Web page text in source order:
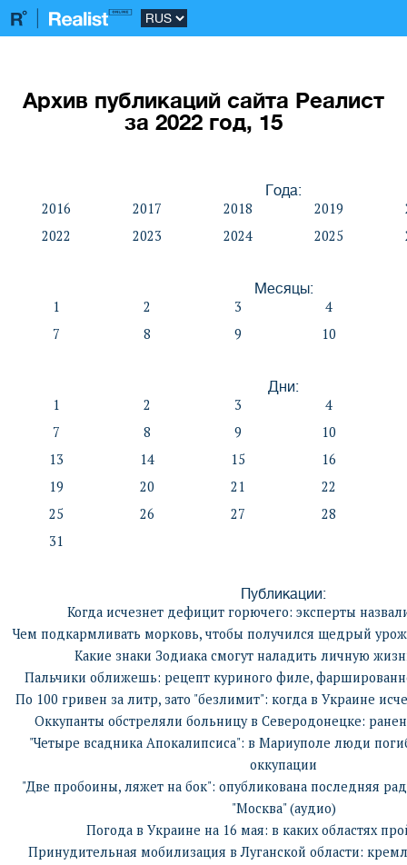
Архив публикаций сайта Реалист
за 2022 год, 15
Года:
2016 2017 2018 2019
2022
2023 2024 2025
Месяцы:
1 2 3
4
7
8 9 10
Дни:
1 2 3
4
7
8 9
10
13
14 15
16
19
20 21
22
25
26 27
28
31
Публикации:
Когда исчезнет дефицит горючего: эксперты
Чем подкармливать морковь, чтобы получился щедрый
Какие знаки Зодиака смогут наладить личную
Пальчики оближешь: рецепт куриного филе,
По 100 гривен за литр, зато "безлимит": когда в Украине
Оккупанты обстреляли больницу в Северодонецке:
"Четыре всадника Апокалипсиса": в Мариуполе люди
оккупации
"Две пробоины, ляжет на бок": опубликована последняя
"Москва" (аудио)
Погода в Украине на 16 мая: в каких областях
Принудительная мобилизация в Луганской области: